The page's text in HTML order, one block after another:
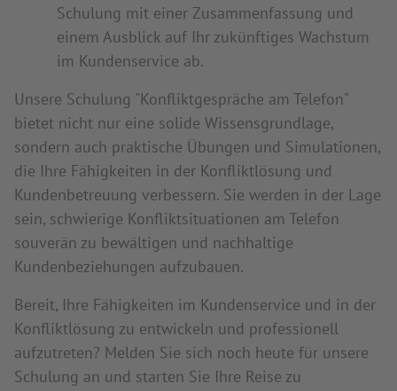
Schulung mit einer Zusammenfassung und
einem Ausblick auf Ihr zukünftiges Wachstum
im Kundenservice ab.
Unsere Schulung "Konfliktgespräche am Telefon"
bietet nicht nur eine solide Wissensgrundlage,
sondern auch praktische Übungen und Simulationen,
die Ihre Fähigkeiten in der Konfliktlösung und
Kundenbetreuung verbessern. Sie werden in der Lage
sein, schwierige Konfliktsituationen am Telefon
souverän zu bewältigen und nachhaltige
Kundenbeziehungen aufzubauen.
Bereit, Ihre Fähigkeiten im Kundenservice und in der
Konfliktlösung zu entwickeln und professionell
aufzutreten? Melden Sie sich noch heute für unsere
Schulung an und starten Sie Ihre Reise zu